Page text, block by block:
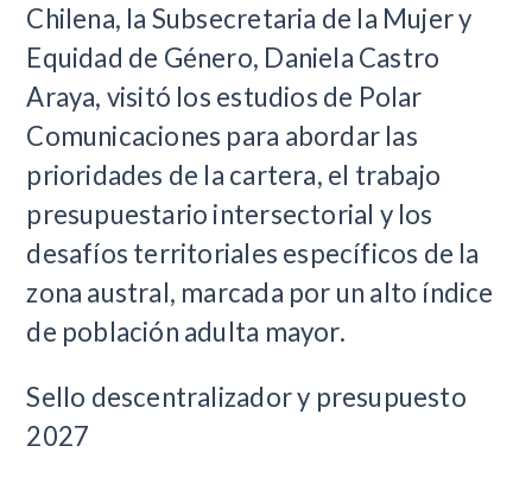
Chilena, la Subsecretaria de la Mujer y
Equidad de Género, Daniela Castro
Araya, visitó los estudios de Polar
Comunicaciones para abordar las
prioridades de la cartera, el trabajo
presupuestario intersectorial y los
desafíos territoriales específicos de la
zona austral, marcada por un alto índice
de población adulta mayor.
Sello descentralizador y presupuesto
2027